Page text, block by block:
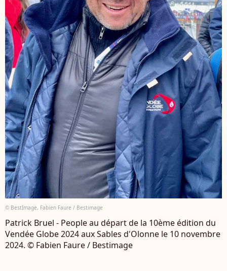
© BestImage, Fabien Faure / Bestimage
Patrick Bruel - People au départ de la 10ème édition du
Vendée Globe 2024 aux Sables d'Olonne le 10 novembre
2024. © Fabien Faure / Bestimage